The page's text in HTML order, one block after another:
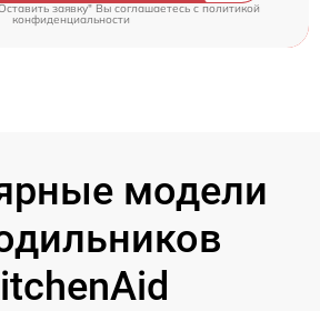
заявку" Вы соглашаетесь cполитикой
конфиденциальности
модели